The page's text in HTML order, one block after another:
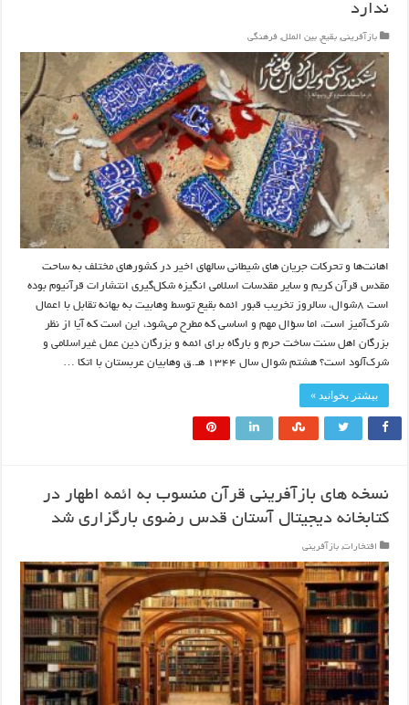
ندارد
بازآفرینی, بقیع, بین الملل, فرهنگی
اهانت‌ها و تحرکات‌ جریان های شیطانی سالهای اخیر در کشورهای مختلف به ساحت
مقدس قرآن کریم و سایر مقدسات اسلامی انگیزه شکل‌گیری انتشارات قرآنیوم بوده
است ۸شوال، سالروز تخریب قبور ائمه بقیع توسط وهابیت به بهانه تقابل با اعمال
شرک‌آمیز است، اما سؤال مهم و اساسی که مطرح می‌شود، این است که آیا از نظر
بزرگان اهل سنت ساخت حرم و بارگاه برای ائمه و بزرگان دین عمل غیراسلامی و
شرک‌آلود است؟ هشتم شوال سال ۱۳۴۴ هـ.ق وهابیان عربستان با اتکا …
بیشتر بخوانید »
نسخه های بازآفرینی قرآن منسوب به ائمه اطهار در
کتابخانه دیجیتال آستان قدس رضوی بارگزاری شد
افتخارات, بازآفرینی